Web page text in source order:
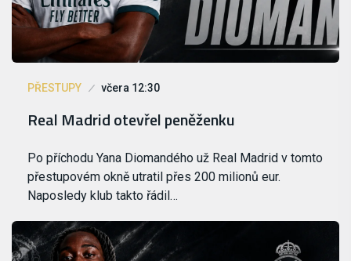
PŘESTUPY včera 12:30
Real Madrid otevřel peněženku
Po příchodu Yana Diomandého už Real Madrid v tomto
přestupovém okně utratil přes 200 milionů eur.
Naposledy klub takto řádil…